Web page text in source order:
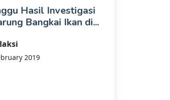
Hasil Investigasi
Bangkai Ikan di...
2019